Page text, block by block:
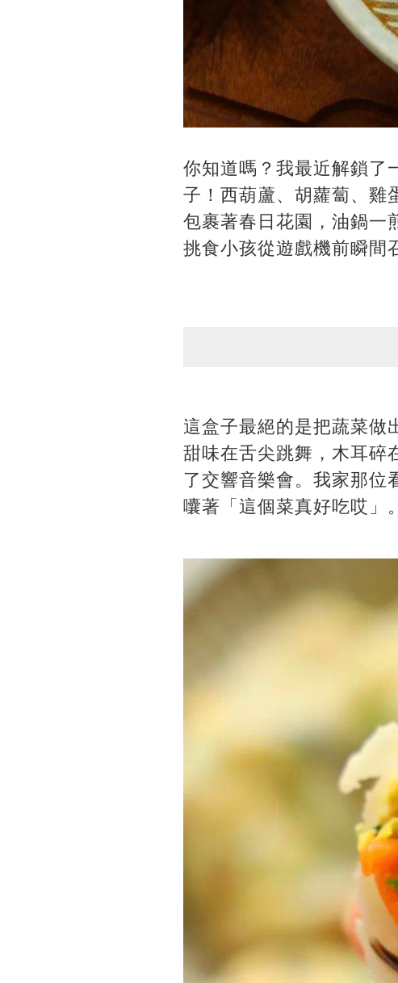
你知道嗎？我最近解鎖
子！西葫蘆、胡蘿蔔、雞
包裹著春日花園，油鍋一
挑食小孩從遊戲機前瞬間
這盒子最絕的是把蔬菜做
甜味在舌尖跳舞，木耳碎
了交響音樂會。我家那位
囔著「這個菜真好吃哎」。